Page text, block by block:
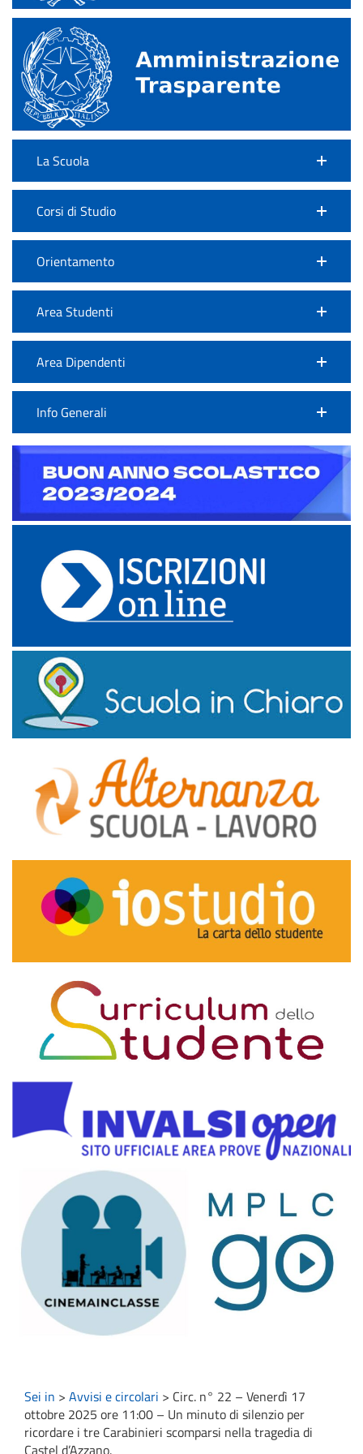
La Scuola
Corsi di Studio
Orientamento
Area Studenti
Area Dipendenti
Info Generali
Sei in > Avvisi e circolari > Circ. n° 22 – Venerdì 17
ottobre 2025 ore 11:00 – Un minuto di silenzio per
ricordare i tre Carabinieri scomparsi nella tragedia di